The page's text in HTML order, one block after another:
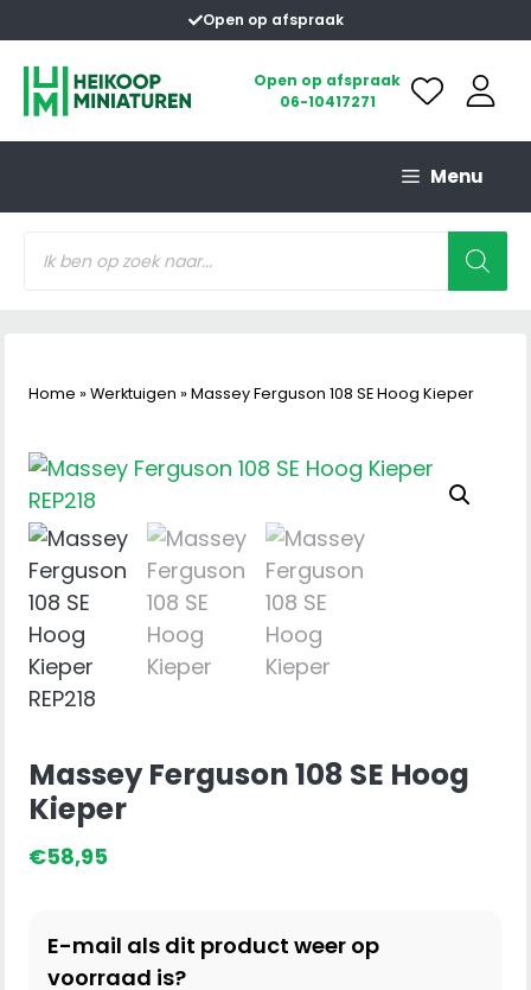
naar
inhoud
Open op afspraak
Open op afspraak
06-10417271
Menu
zoeken
Home » Werktuigen » Massey Ferguson 108 SE Hoog Kieper
Massey Ferguson 108 SE Hoog
Kieper
€58,95
E-mail als dit product weer op
voorraad is?